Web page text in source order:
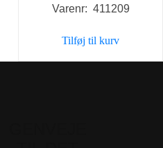
Varenr: 411209
Tilføj til kurv